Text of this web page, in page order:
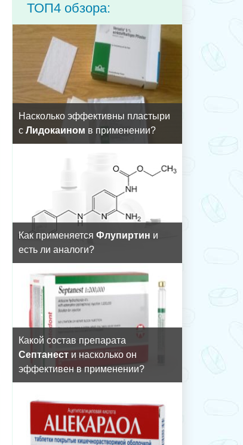
ТОП4 обзора:
Насколько эффективны пластыри
с Лидокаином в применении?
Как применяется Флупиртин и
есть ли аналоги?
Какой состав препарата
Септанест и насколько он
эффективен в применении?